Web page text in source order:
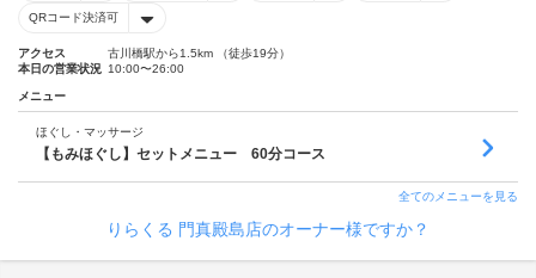
QRコード決済可
アクセス
古川橋駅から1.5km （徒歩19分）
本日の営業状況 10:00〜26:00
メニュー
ほぐし・マッサージ
【もみほぐし】セットメニュー 60分コース
全てのメニューを見る
りらくる 門真殿島店のオーナー様ですか？